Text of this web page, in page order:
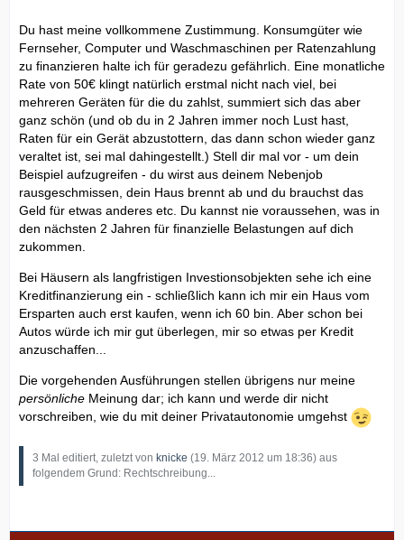
Du hast meine vollkommene Zustimmung. Konsumgüter wie
Fernseher, Computer und Waschmaschinen per Ratenzahlung
zu finanzieren halte ich für geradezu gefährlich. Eine monatliche
Rate von 50€ klingt natürlich erstmal nicht nach viel, bei
mehreren Geräten für die du zahlst, summiert sich das aber
ganz schön (und ob du in 2 Jahren immer noch Lust hast,
Raten für ein Gerät abzustottern, das dann schon wieder ganz
veraltet ist, sei mal dahingestellt.) Stell dir mal vor - um dein
Beispiel aufzugreifen - du wirst aus deinem Nebenjob
rausgeschmissen, dein Haus brennt ab und du brauchst das
Geld für etwas anderes etc. Du kannst nie voraussehen, was in
den nächsten 2 Jahren für finanzielle Belastungen auf dich
zukommen.
Bei Häusern als langfristigen Investionsobjekten sehe ich eine
Kreditfinanzierung ein - schließlich kann ich mir ein Haus vom
Ersparten auch erst kaufen, wenn ich 60 bin. Aber schon bei
Autos würde ich mir gut überlegen, mir so etwas per Kredit
anzuschaffen...
Die vorgehenden Ausführungen stellen übrigens nur meine
persönliche Meinung dar; ich kann und werde dir nicht
vorschreiben, wie du mit deiner Privatautonomie umgehst
3 Mal editiert, zuletzt von knicke (19. März 2012 um 18:36) aus
folgendem Grund: Rechtschreibung...